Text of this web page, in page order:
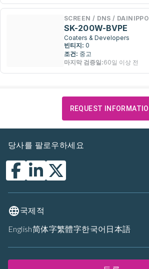
SCREEN / DNS /
SK-200W-BVPE
Coaters & Developers
빈티지: 0
조건: 중고
마지막 검증일:60일 이상 전
REQUEST
당사를 팔로우하세요
국제적
English简体字繁體字한국어 日本語